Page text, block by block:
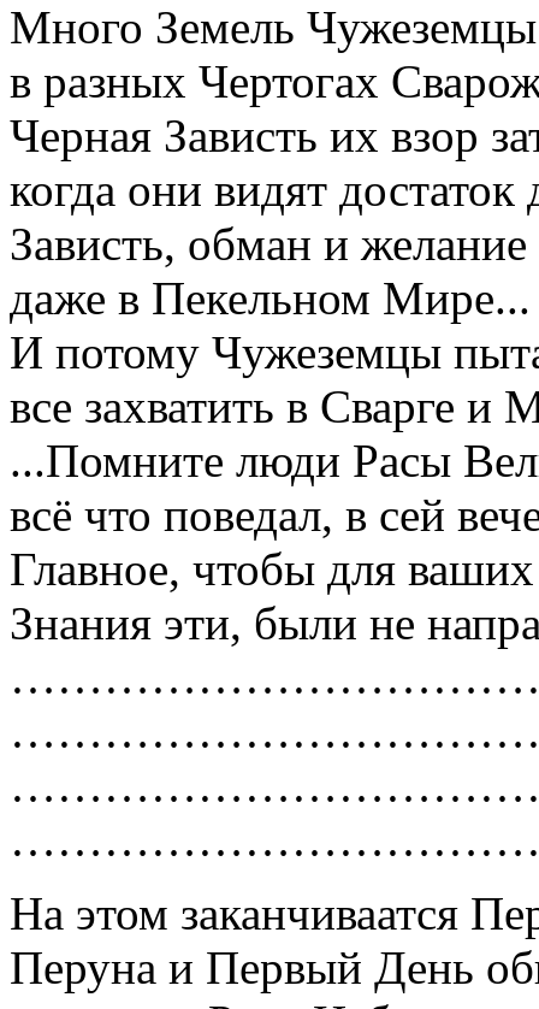
Много Земель Чужеземцы
в разных Чертогах
Черная Зависть их взор
когда они видят достаток
Зависть, обман и
даже в Пекельном Мире...
И потому Чужеземцы
все захватить в Сварге
...Помните люди Расы
всё что поведал, в сей
Главное, чтобы для
Знания эти, были не
На этом заканчиваатся
Перуна и Первый День